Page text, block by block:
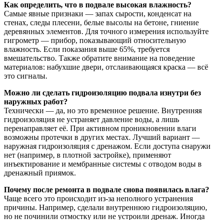
Как определить, что в подвале высокая влажность?
Самые явные признаки — запах сырости, конденсат на
стенах, следы плесени, белые высолы на бетоне, гниение
деревянных элементов. Для точного измерения используйте
гигрометр — прибор, показывающий относительную
влажность. Если показания выше 65%, требуется
вмешательство. Также обратите внимание на поведение
материалов: набухшие двери, отслаивающаяся краска — всё
это сигналы.
Можно ли сделать гидроизоляцию подвала изнутри без
наружных работ?
Технически — да, но это временное решение. Внутренняя
гидроизоляция не устраняет давление воды, а лишь
перенаправляет её. При активном проникновении влаги
возможны протечки в других местах. Лучший вариант —
наружная гидроизоляция с дренажом. Если доступа снаружи
нет (например, в плотной застройке), применяют
инъектирование и мембранные системы с отводом воды в
дренажный приямок.
Почему после ремонта в подвале снова появилась влага?
Чаще всего это происходит из-за неполного устранения
причины. Например, сделали внутреннюю гидроизоляцию,
но не починили отмостку или не устроили дренаж. Иногда